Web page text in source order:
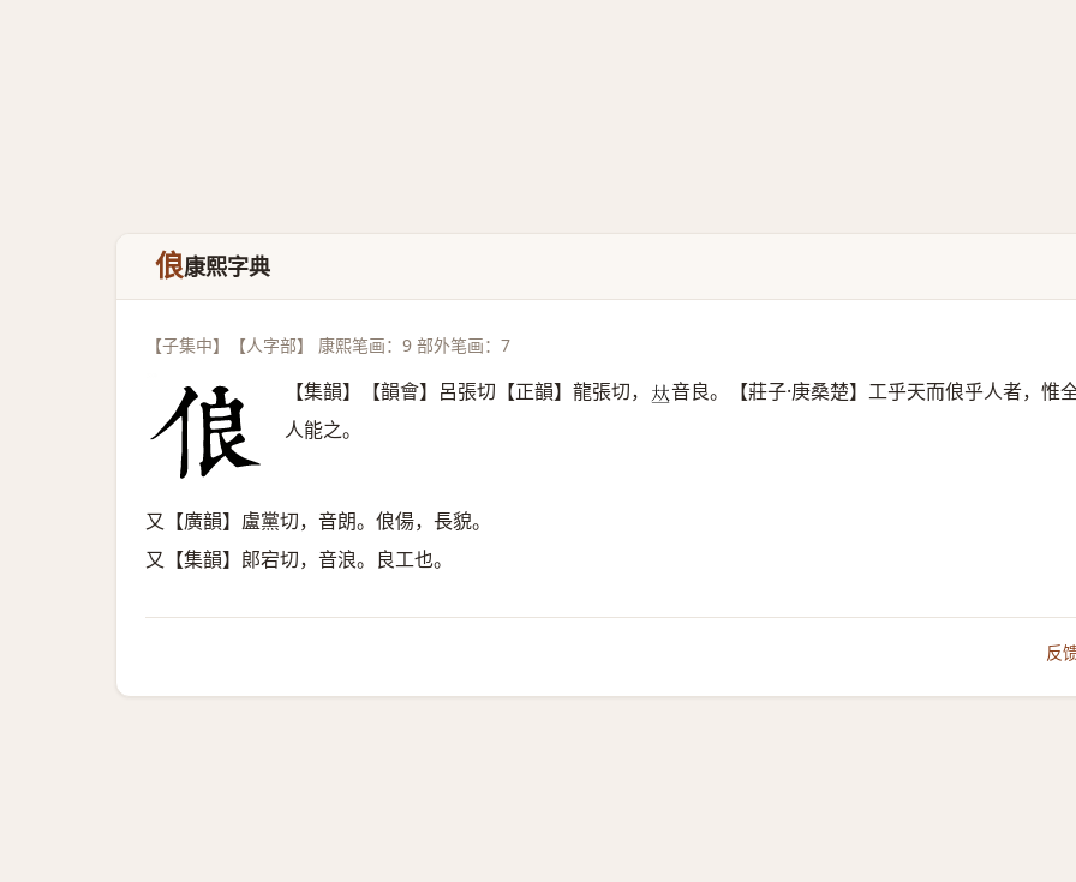
俍康熙字典
【子集中】【人字部】 康熙笔画：9 部外笔画：7
【集韻】【韻會】呂張切【正韻】龍張切， 𠀤音良。【莊子·庚桑楚】工乎天而俍乎人者，惟
人能之。
又【廣韻】盧黨切，音朗。俍偒，長貌。
又【集韻】郞宕切，音浪。良工也。
反